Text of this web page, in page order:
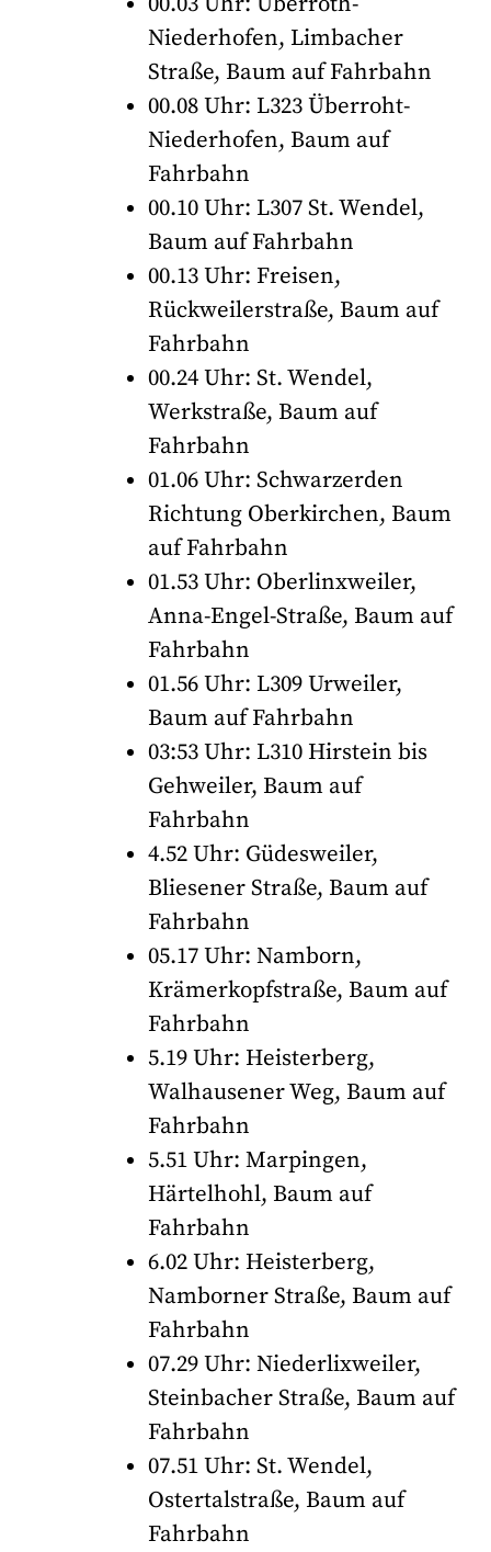
Niederhofen, Limbacher
Straße, Baum auf Fahrbahn
00.08 Uhr: L323 Überroht-
Niederhofen, Baum auf
Fahrbahn
00.10 Uhr: L307 St. Wendel,
Baum auf Fahrbahn
00.13 Uhr: Freisen,
Rückweilerstraße, Baum auf
Fahrbahn
00.24 Uhr: St. Wendel,
Werkstraße, Baum auf
Fahrbahn
01.06 Uhr: Schwarzerden
Richtung Oberkirchen, Baum
auf Fahrbahn
01.53 Uhr: Oberlinxweiler,
Anna-Engel-Straße, Baum auf
Fahrbahn
01.56 Uhr: L309 Urweiler,
Baum auf Fahrbahn
03:53 Uhr: L310 Hirstein bis
Gehweiler, Baum auf
Fahrbahn
4.52 Uhr: Güdesweiler,
Bliesener Straße, Baum auf
Fahrbahn
05.17 Uhr: Namborn,
Krämerkopfstraße, Baum auf
Fahrbahn
5.19 Uhr: Heisterberg,
Walhausener Weg, Baum auf
Fahrbahn
5.51 Uhr: Marpingen,
Härtelhohl, Baum auf
Fahrbahn
6.02 Uhr: Heisterberg,
Namborner Straße, Baum auf
Fahrbahn
07.29 Uhr: Niederlixweiler,
Steinbacher Straße, Baum auf
Fahrbahn
07.51 Uhr: St. Wendel,
Ostertalstraße, Baum auf
Fahrbahn